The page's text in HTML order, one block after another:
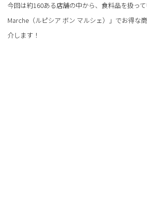
ムから人気ファッションブランド、生活雑
今回は約160ある店舗の中から、食料品を扱っ
Marche（ルピシア ボン マルシェ）」でお得な
介します！